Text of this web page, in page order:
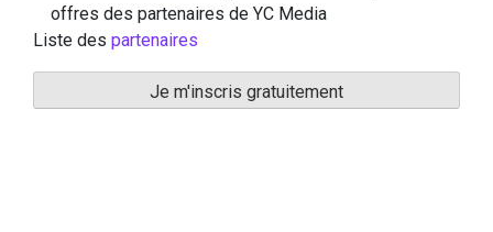
offres des partenaires de YC Media
Liste des partenaires